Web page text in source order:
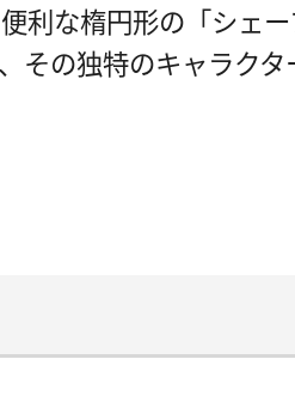
利な楕円形の「シェ
その独特のキャラク